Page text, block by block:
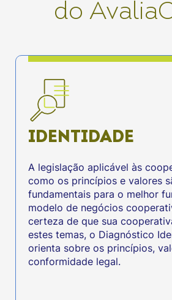
do
IDENTIDADE
A legislação aplicável às
como os princípios e valores
fundamentais para o melhor
modelo de negócios
certeza de que sua
estes temas, o Diagnóstico
orienta sobre os princípios,
conformidade legal.